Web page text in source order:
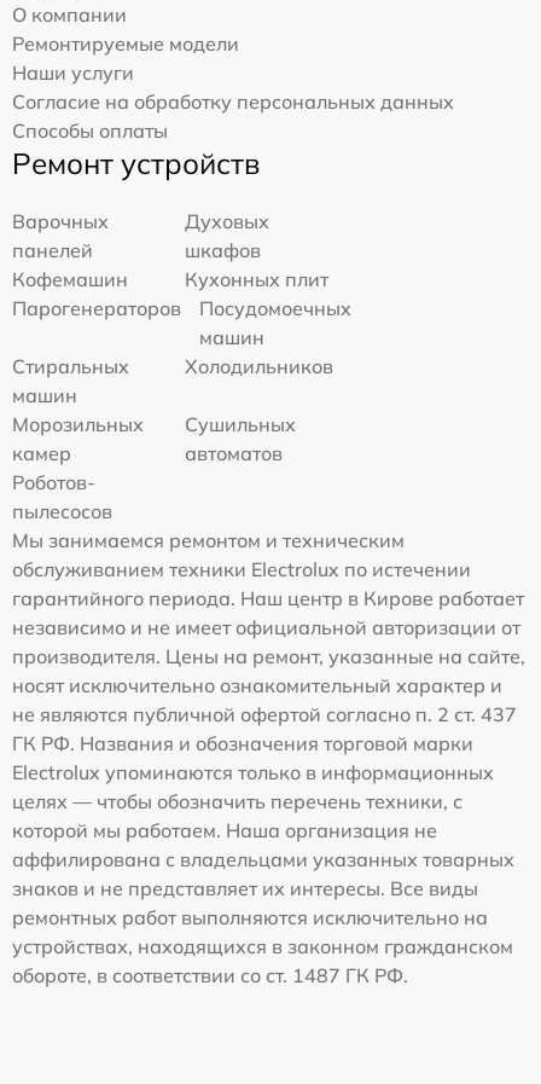
О компании
Ремонтируемые модели
Наши услуги
Согласие на обработку персональных данных
Способы оплаты
Ремонт устройств
Варочных
панелей
Духовых
шкафов
Кофемашин
Кухонных плит
Парогенераторов
Посудомоечных
машин
Стиральных
машин
Холодильников
Морозильных
камер
Сушильных
автоматов
Роботов-
пылесосов
Мы занимаемся ремонтом и техническим
обслуживанием техники Electrolux по истечении
гарантийного периода. Наш центр в Кирове работает
независимо и не имеет официальной авторизации от
производителя. Цены на ремонт, указанные на сайте,
носят исключительно ознакомительный характер и
не являются публичной офертой согласно п. 2 ст. 437
ГК РФ. Названия и обозначения торговой марки
Electrolux упоминаются только в информационных
целях — чтобы обозначить перечень техники, с
которой мы работаем. Наша организация не
аффилирована с владельцами указанных товарных
знаков и не представляет их интересы. Все виды
ремонтных работ выполняются исключительно на
устройствах, находящихся в законном гражданском
обороте, в соответствии со ст. 1487 ГК РФ.